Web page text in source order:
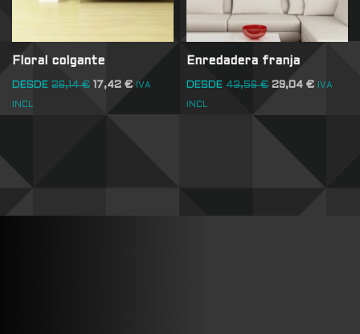
Floral colgante
DESDE 26,14€ 17,42 € IVA
INCL
Enredadera franja
DESDE 43,56€ 29,04€ IVA
INCL